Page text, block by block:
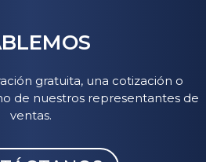
gratuita, una cotización o
de nuestros representantes de
ventas.